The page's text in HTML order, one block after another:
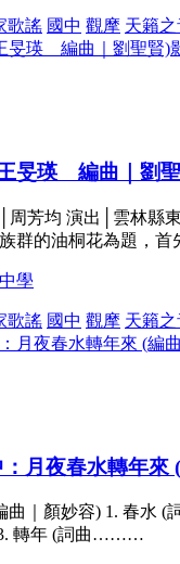
歌謠 國中 觀摩 天籟
旻瑛 編曲｜劉
│周芳均 演出│雲林
群的油桐花為題，
學
歌謠 國中 觀摩 天籟
月夜春水轉年來
曲｜顏妙容) 1. 春水 (
轉年 (詞曲………